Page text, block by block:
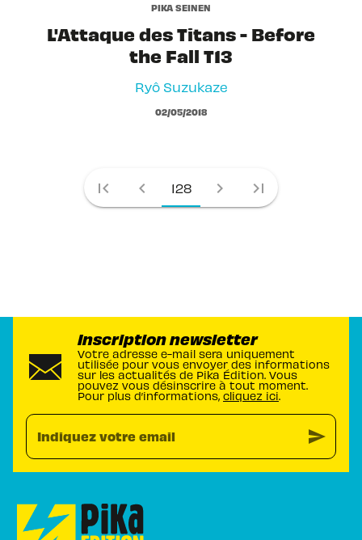
PIKA SEINEN
L'Attaque des Titans - Before
the Fall T13
Ryô Suzukaze
02/05/2018
first_page chevron_left 128 chevron_right last_page
Inscription newsletter
Votre adresse e-mail sera uniquement
utilisée pour vous envoyer des informations
sur les actualités de Pika Édition. Vous
pouvez vous désinscrire à tout moment.
Pour plus d’informations, cliquez ici.
Indiquez votre email send